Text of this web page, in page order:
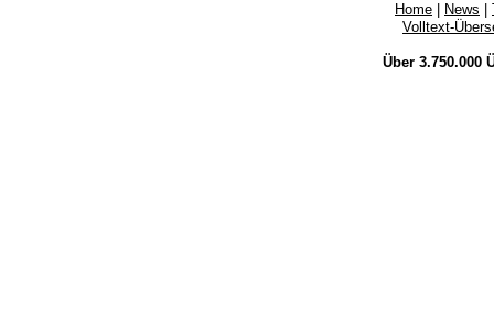
Home News
Volltext-
Über 3.750.000